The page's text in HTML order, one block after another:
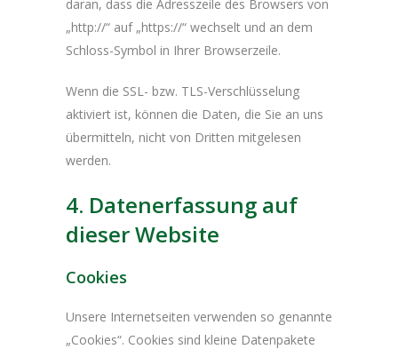
daran, dass die Adresszeile des Browsers von
„http://“ auf „https://“ wechselt und an dem
Schloss-Symbol in Ihrer Browserzeile.
Wenn die SSL- bzw. TLS-Verschlüsselung
aktiviert ist, können die Daten, die Sie an uns
übermitteln, nicht von Dritten mitgelesen
werden.
4. Datenerfassung auf
dieser Website
Cookies
Unsere Internetseiten verwenden so genannte
„Cookies“. Cookies sind kleine Datenpakete